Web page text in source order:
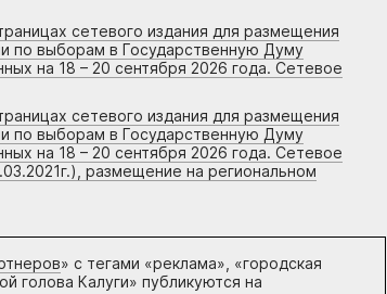
сетевого издания для размещения
по выборам в Государственную Думу
на 18 – 20 сентября 2026 года. Сетевое
сетевого издания для размещения
по выборам в Государственную Думу
на 18 – 20 сентября 2026 года. Сетевое
размещение на региональном
» с тегами «реклама», «городская
голова Калуги» публикуются на